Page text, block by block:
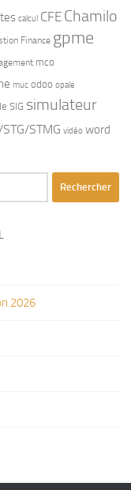
calcul CFE Chamilo
Finance gpme
mco
muc odoo opale
SIG simulateur
STMG vidéo word
2026